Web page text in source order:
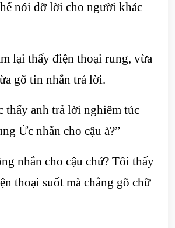
nói đỡ lời cho người khác
lại thấy điện thoại rung, vừa
gõ tin nhắn trả lời.
thấy anh trả lời nghiêm túc
Ức nhắn cho cậu à?”
nhắn cho cậu chứ? Tôi thấy
thoại suốt mà chẳng gõ chữ